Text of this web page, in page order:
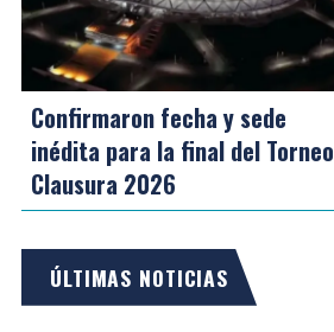
Confirmaron fecha y sede
inédita para la final del Torneo
Clausura 2026
ÚLTIMAS NOTICIAS